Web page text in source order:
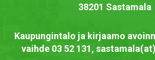
38201 Sastamala
Kaupungintalo ja kirjaamo
vaihde 03 52 131,